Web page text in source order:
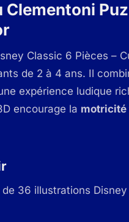
Classic 6 Pièces –
de 2 à 4 ans. Il
expérience ludique
encourage la motricité
36 illustrations